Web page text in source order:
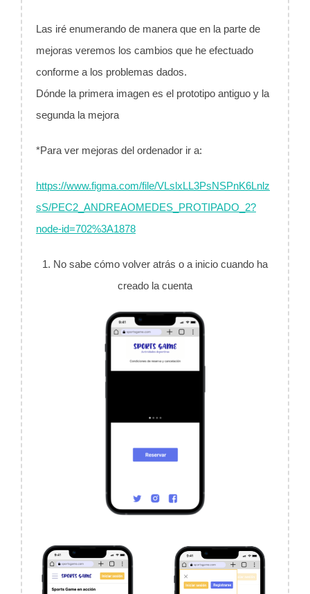
Las iré enumerando de manera que en la parte de
mejoras veremos los cambios que he efectuado
conforme a los problemas dados.
Dónde la primera imagen es el prototipo antiguo y la
segunda la mejora
*Para ver mejoras del ordenador ir a:
https://www.figma.com/file/VLslxLL3PsNSPnK6Lnlz
sS/PEC2_ANDREAOMEDES_PROTIPADO_2?
node-id=702%3A1878
1. No sabe cómo volver atrás o a inicio cuando ha
creado la cuenta